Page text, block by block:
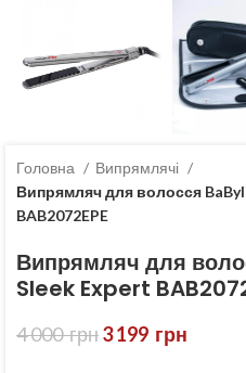
Головна
Випрямлячі
Випрямляч для волосся
BAB2072EPE
Випрямляч для
Sleek Expert
4 000грн3 199 грн